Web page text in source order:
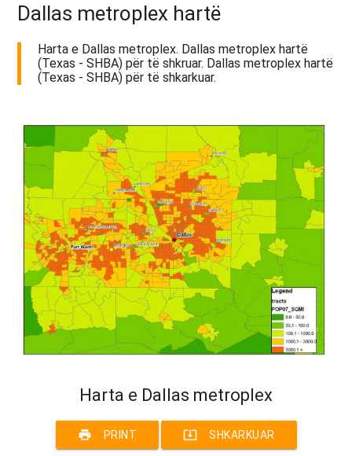
Dallas metroplex hartë
Harta e Dallas metroplex. Dallas metroplex hartë
(Texas - SHBA) për të shkruar. Dallas metroplex hartë
(Texas - SHBA) për të shkarkuar.
Harta e Dallas metroplex
print PRINT system_update_alt SHKARKUAR